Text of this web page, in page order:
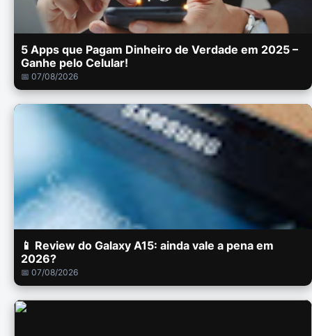
5 Apps que Pagam Dinheiro de Verdade em 2025 –
Ganhe pelo Celular!
📅 07/08/2026
📱 Review do Galaxy A15: ainda vale a pena em
2026?
📅 07/08/2026